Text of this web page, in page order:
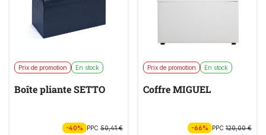
Prix de promotion En stock
Boîte pliante SETTO
-40% PPC 50,41 €
Prix de promotion En stock
Coffre MIGUEL
-66% PPC120,00 €